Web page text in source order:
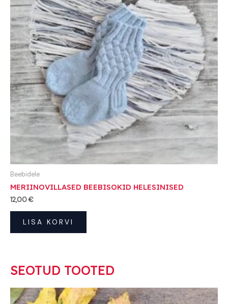
Beebidele
MERIINOVILLASED BEEBISOKID HELESINISED
12,00€
LISA KORVI
SEOTUD TOOTED